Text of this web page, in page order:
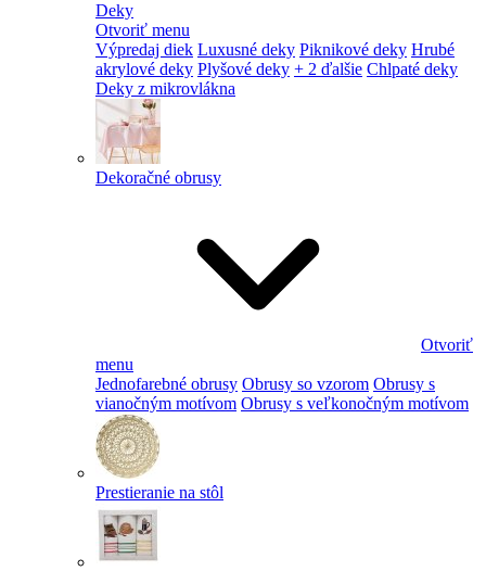
Deky
Otvoriť menu
Výpredaj diek Luxusné deky Piknikové deky Hrubé
akrylové deky Plyšové deky + 2 ďalšie Chlpaté deky
Deky z mikrovlákna
Dekoračné obrusy
Otvoriť
menu
Jednofarebné obrusy Obrusy so vzorom Obrusy s
vianočným motívom Obrusy s veľkonočným motívom
Prestieranie na stôl